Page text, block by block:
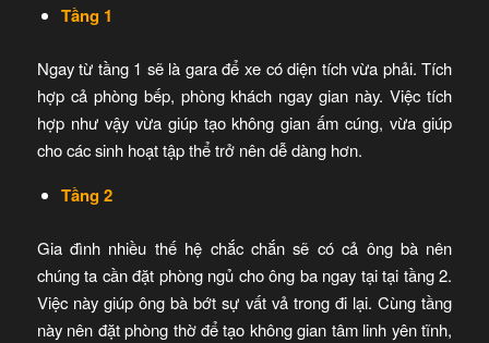
Tầng 1
Ngay từ tầng 1 sẽ là gara để xe có diện tích vừa phải. Tích
hợp cả phòng bếp, phòng khách ngay gian này. Việc tích
hợp như vậy vừa giúp tạo không gian ấm cúng, vừa giúp
cho các sinh hoạt tập thể trở nên dễ dàng hơn.
Tầng 2
Gia đình nhiều thế hệ chắc chắn sẽ có cả ông bà nên
chúng ta cần đặt phòng ngủ cho ông ba ngay tại tại tầng 2.
Việc này giúp ông bà bớt sự vất vả trong đi lại. Cùng tầng
này nên đặt phòng thờ để tạo không gian tâm linh yên tĩnh,